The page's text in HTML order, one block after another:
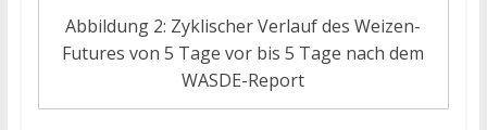
Abbildung 2: Zyklischer Verlauf des Weizen-
Futures von 5 Tage vor bis 5 Tage nach dem
WASDE-Report